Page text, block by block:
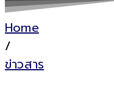
Home
/
ข่าวสาร